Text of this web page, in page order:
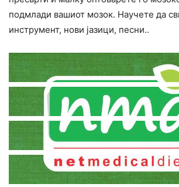
подмлади вашиот мозок. Научете да
инструмент, нови јазици, песни..